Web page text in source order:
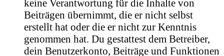
keine Verantwortung für die Inhalte von
Beiträgen übernimmt, die er nicht selbst
erstellt hat oder die er nicht zur Kenntnis
genommen hat. Du gestattest dem Betreiber,
dein Benutzerkonto, Beiträge und Funktionen